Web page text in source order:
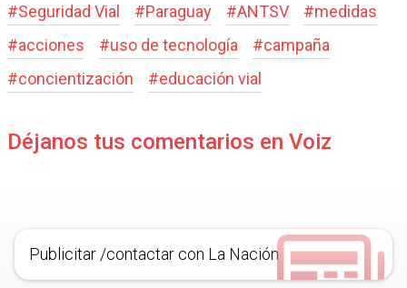
#Seguridad Vial #Paraguay #ANTSV #medidas
#acciones #uso de tecnología #campaña
#concientización #educación vial
Déjanos tus comentarios en Voiz
Publicitar /contactar con La Nación